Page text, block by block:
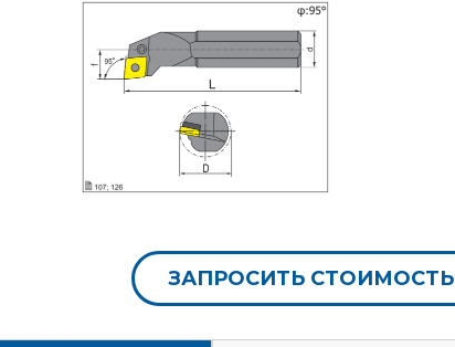
ЗАПРОСИТЬ СТОИМОСТЬ